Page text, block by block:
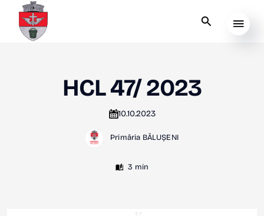
HCL 47/ 2023
10.10.2023
Primăria BĂLUȘENI
3 min